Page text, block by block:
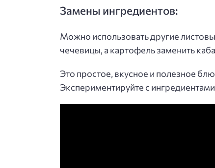
Замены ингредиентов:
Можно использовать другие
чечевицы, а картофель заменить
Это простое, вкусное и полезное
Экспериментируйте с